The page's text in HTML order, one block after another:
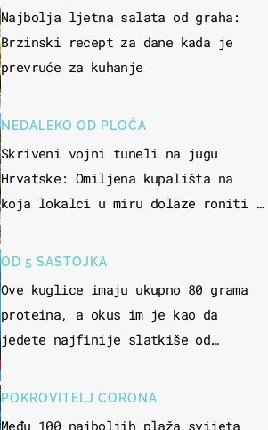
Najbolja ljetna salata od graha:
Brzinski recept za dane kada je
prevruće za kuhanje
NEDALEKO OD PLOČA
Skriveni vojni tuneli na jugu
Hrvatske: Omiljena kupališta na
koja lokalci u miru dolaze roniti i
OD 5 SASTOJKA
Ove kuglice imaju ukupno 80 grama
proteina, a okus im je kao da
jedete najfinije slatkiše od
POKROVITELJ CORONA
Među 100 najboljih plaža svijeta